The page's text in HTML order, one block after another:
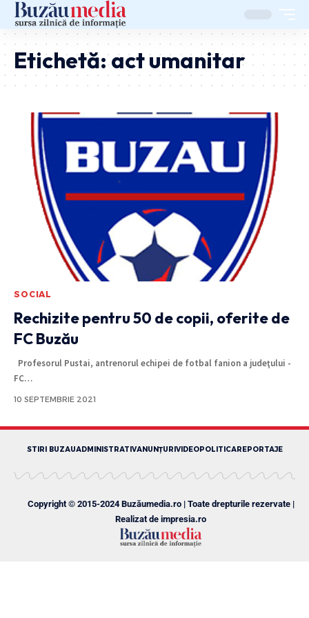
Etichetă:act umanitar
SOCIAL
Rechizite pentru 50 de copii, oferite de
FC Buzău
Profesorul Pustai, antrenorul echipei de fotbal fanion a judeţului -
FC…
10 SEPTEMBRIE 2021
STIRI BUZAUADMINISTRATIVANUNȚURIVIDEOPOLITICAREPORTAJE
Copyright © 2015-2024 Buzăumedia.ro | Toate drepturile rezervate |
Realizat de impresia.ro